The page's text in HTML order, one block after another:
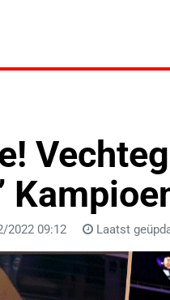
2022 09:12 Laatst